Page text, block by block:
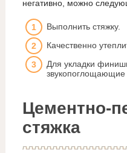
негативно, можно
Выполнить стяжку.
Качественно
Для укладки
звукопоглощающие
Цементно-
стяжка